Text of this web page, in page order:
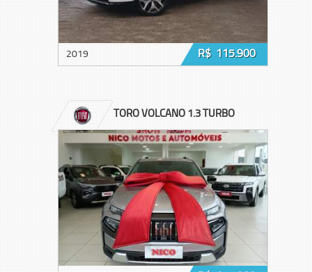
2019 R$ 115.900
TORO VOLCANO 1.3 TURBO